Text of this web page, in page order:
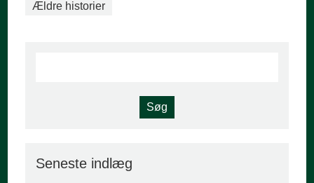
Ældre historier
Seneste indlæg